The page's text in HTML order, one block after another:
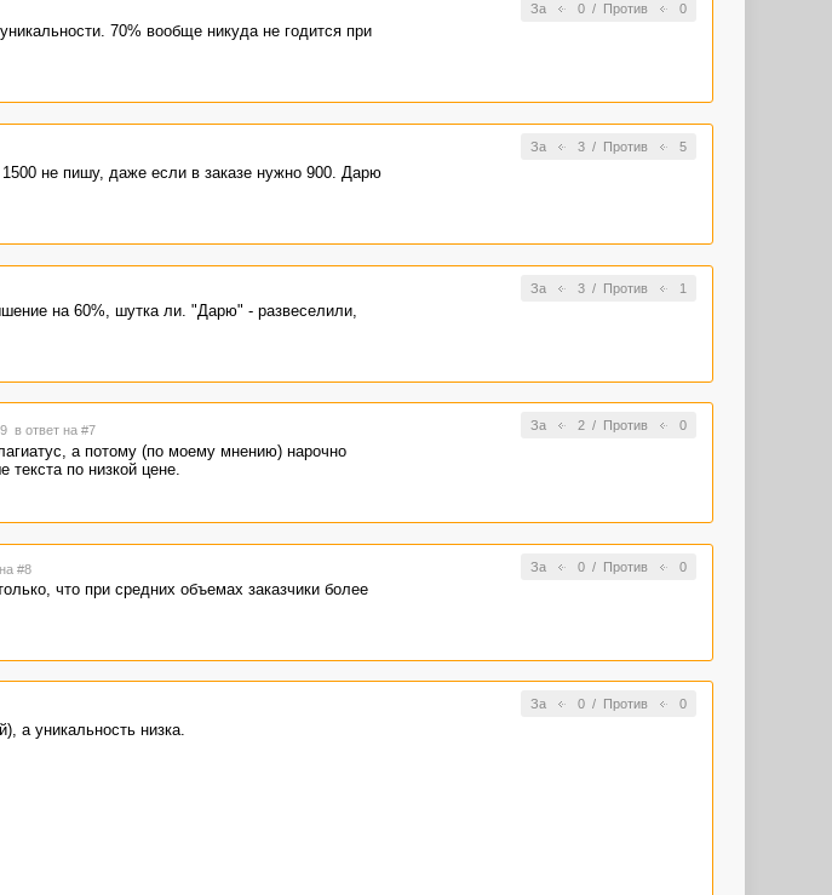
За 0/ Против 0
70% вообще никуда не годится при
За 3/ Против 5
не пишу, даже если в заказе нужно 900. Дарю
За 3/ Против 1
на 60%, шутка ли. "Дарю" - развеселили,
За 2/ Против 0
в ответ на #7
а потому (по моему мнению) нарочно
текста по низкой цене.
За 0/ Против 0
#8
что при средних объемах заказчики более
За 0/ Против 0
а уникальность низка.